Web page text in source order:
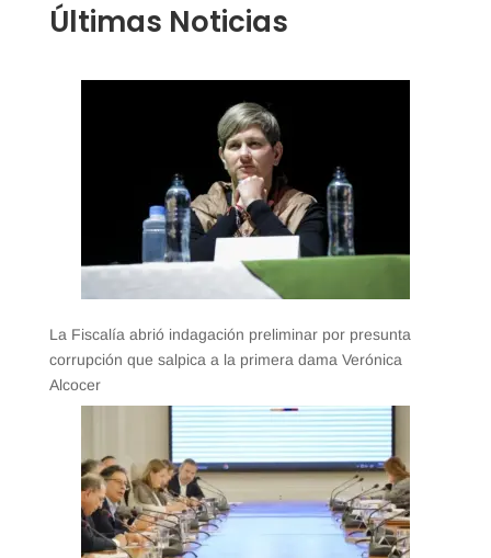
Últimas Noticias
La Fiscalía abrió indagación preliminar por presunta
corrupción que salpica a la primera dama Verónica
Alcocer